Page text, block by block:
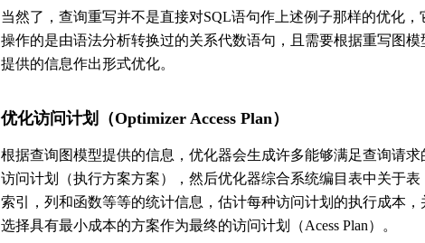
当然了，查询重写并不是直接对SQL语句作上述例子那样的优化，
操作的是由语法分析转换过的关系代数语句，且需要根据重写图模
提供的信息作出形式优化。
优化访问计划（Optimizer Access Plan）
根据查询图模型提供的信息，优化器会生成许多能够满足查询请求
访问计划（执行方案方案），然后优化器综合系统编目表中关于表
索引，列和函数等等的统计信息，估计每种访问计划的执行成本，
选择具有最小成本的方案作为最终的访问计划（Acess Plan）。